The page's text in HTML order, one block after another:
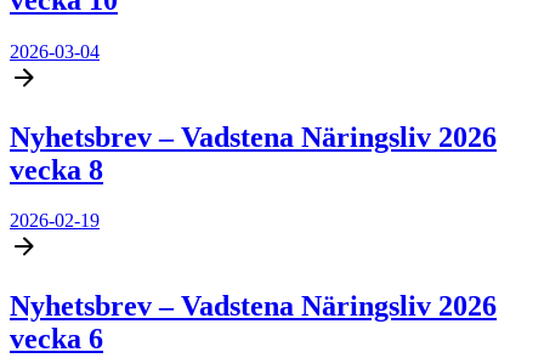
2026-03-04
Nyhetsbrev – Vadstena Näringsliv 2026
vecka 8
2026-02-19
Nyhetsbrev – Vadstena Näringsliv 2026
vecka 6